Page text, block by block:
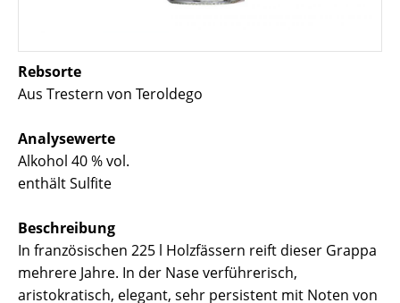
Rebsorte
Aus Trestern von Teroldego
Analysewerte
Alkohol 40 % vol.
enthält Sulfite
Beschreibung
In französischen 225 l Holzfässern reift dieser Grappa
mehrere Jahre. In der Nase verführerisch,
aristokratisch, elegant, sehr persistent mit Noten von